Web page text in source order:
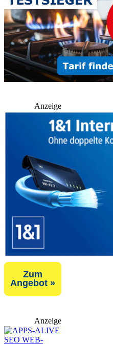
Anzeige
Zum
Angebot »
Anzeige